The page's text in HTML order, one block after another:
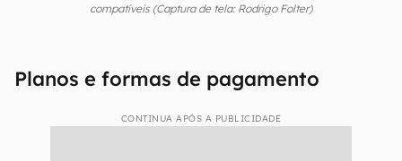
compatíveis (Captura de tela: Rodrigo Folter)
Planos e formas de pagamento
CONTINUA APÓS A PUBLICIDADE